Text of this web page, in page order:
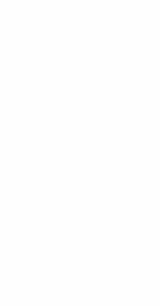
pendant les
en famille en
! Partez à la
de la Bretagne
sous un nouvel
de nos épingles
prochain voyage,